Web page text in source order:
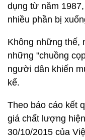
dụng từ năm
nhiều phần bị
Không những thế,
những "chuồng
người dân khiến
kể.
Theo báo cáo kết
giá chất lượng
30/10/2015 của